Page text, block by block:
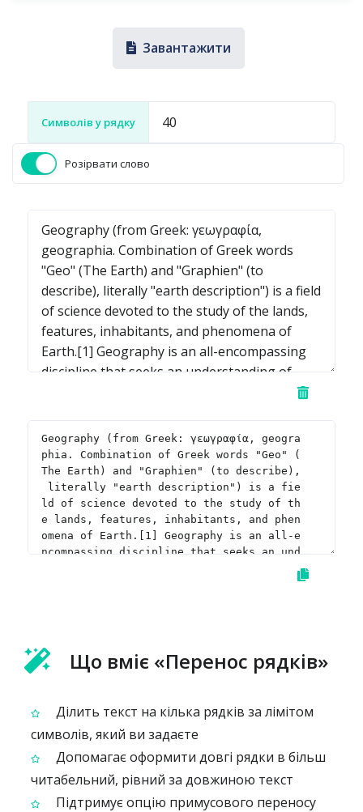
Завантажити
Символів у рядку
Розірвати слово
Що вміє «Перенос рядків»
Ділить текст на кілька рядків за лімітом
символів, який ви задаєте
Допомагає оформити довгі рядки в більш
читабельний, рівний за довжиною текст
Підтримує опцію примусового переносу